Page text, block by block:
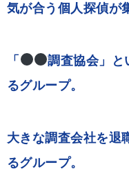
気が合う個人探偵が
「
調査協会」と
るグループ。
大きな調査会社を退
るグループ。